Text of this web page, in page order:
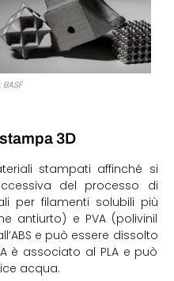
3D
stampati affinché si
del processo di
per filamenti solubili più
antiurto) e PVA (polivinil
e può essere dissolto
è associato al PLA e può
acqua.